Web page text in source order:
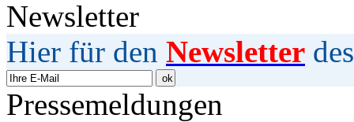
Newsletter
Hier für den Newsletter
Pressemeldungen